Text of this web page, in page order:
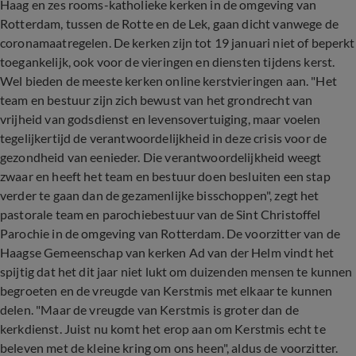
Haag en zes rooms-katholieke kerken in de omgeving van
Rotterdam, tussen de Rotte en de Lek, gaan dicht vanwege de
coronamaatregelen. De kerken zijn tot 19 januari niet of beperkt
toegankelijk, ook voor de vieringen en diensten tijdens kerst.
Wel bieden de meeste kerken online kerstvieringen aan. "Het
team en bestuur zijn zich bewust van het grondrecht van
vrijheid van godsdienst en levensovertuiging, maar voelen
tegelijkertijd de verantwoordelijkheid in deze crisis voor de
gezondheid van eenieder. Die verantwoordelijkheid weegt
zwaar en heeft het team en bestuur doen besluiten een stap
verder te gaan dan de gezamenlijke bisschoppen", zegt het
pastorale team en parochiebestuur van de Sint Christoffel
Parochie in de omgeving van Rotterdam. De voorzitter van de
Haagse Gemeenschap van kerken Ad van der Helm vindt het
spijtig dat het dit jaar niet lukt om duizenden mensen te kunnen
begroeten en de vreugde van Kerstmis met elkaar te kunnen
delen. "Maar de vreugde van Kerstmis is groter dan de
kerkdienst. Juist nu komt het erop aan om Kerstmis echt te
beleven met de kleine kring om ons heen", aldus de voorzitter.